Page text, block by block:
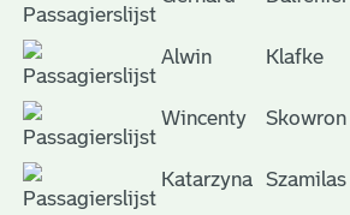
Alwin Klafke
Wincenty Skowron
Katarzyna Szamilas